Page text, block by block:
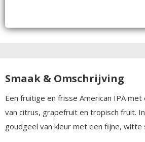
Smaak & Omschrijving
Een fruitige en frisse American IPA met
van citrus, grapefruit en tropisch fruit.
goudgeel van kleur met een fijne, witte